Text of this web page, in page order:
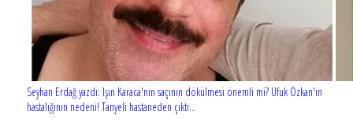
Seyhan Erdağ yazdı: Işın Karaca'nın saçının dökülmesi önemli mi? Ufuk Özkan'ın
hastalığının nedeni! Tanyeli hastaneden çıktı...